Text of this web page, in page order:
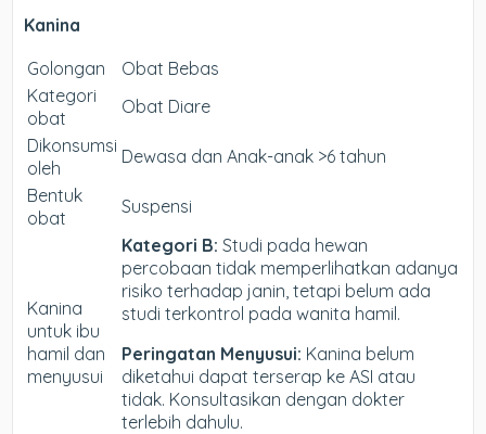
Kanina
Golongan
Obat Bebas
Kategori
obat
Obat Diare
Dikonsumsi
oleh
Dewasa dan Anak-anak >6 tahun
Bentuk
obat
Suspensi
Kanina
untuk ibu
hamil dan
menyusui
Kategori B:Studi pada hewan
percobaan tidak memperlihatkan adanya
risiko terhadap janin, tetapi belum ada
studi terkontrol pada wanita hamil.
Peringatan Menyusui: Kanina belum
diketahui dapat terserap ke ASI atau
tidak. Konsultasikan dengan dokter
terlebih dahulu.